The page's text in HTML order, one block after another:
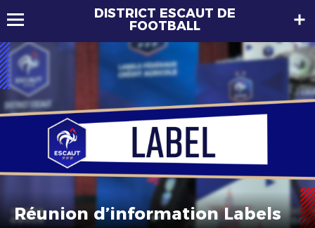
DISTRICT ESCAUT DE
FOOTBALL
Réunion d’information Labels